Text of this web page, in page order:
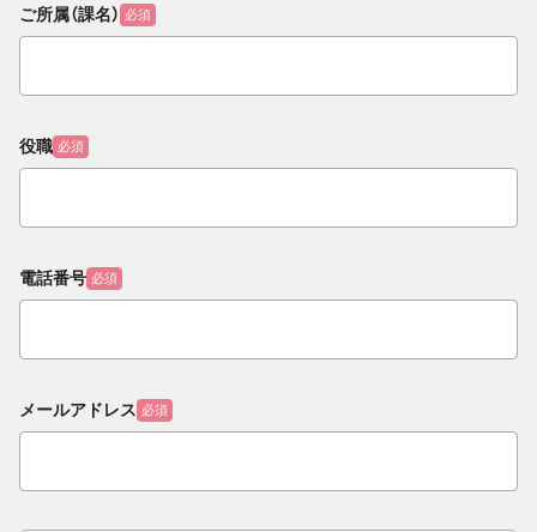
ご所属（課名） 必須
役職 必須
電話番号 必須
メールアドレス 必須